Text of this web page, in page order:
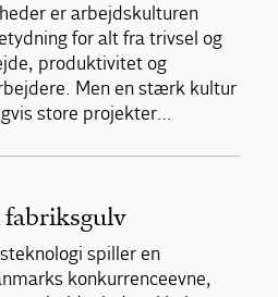
er arbejdskulturen
for alt fra trivsel og
produktivitet og
Men en stærk kultur
store projekter…
spiller en
konkurrenceevne,